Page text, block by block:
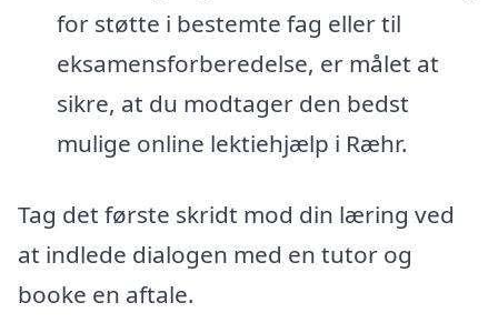
for støtte i bestemte fag eller til
eksamensforberedelse, er målet at
sikre, at du modtager den bedst
mulige online lektiehjælp i Ræhr.
Tag det første skridt mod din læring ved
at indlede dialogen med en tutor og
booke en aftale.